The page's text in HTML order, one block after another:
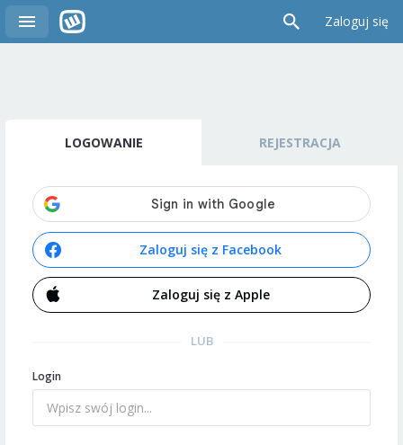
Zaloguj się
LOGOWANIE REJESTRACJA
Zaloguj się z Facebook
Zaloguj się z Apple
LUB
Login